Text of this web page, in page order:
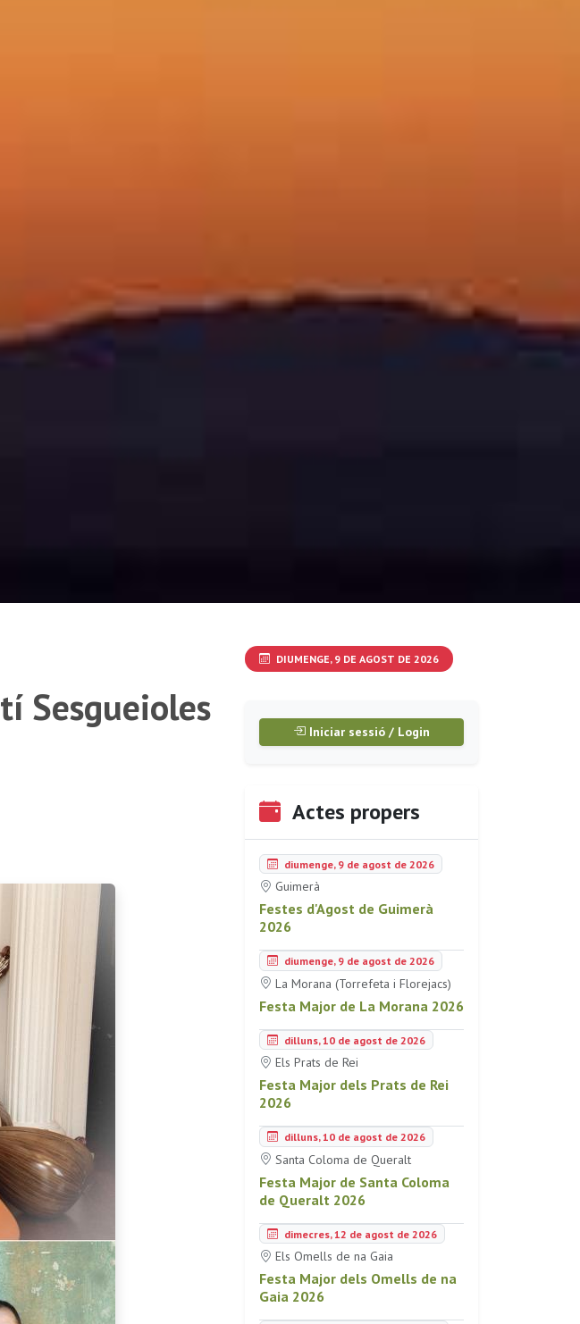
Sesgueioles
DIUMENGE, 9 DE AGOST DE 2026
Iniciar sessió / Login
Actes propers
diumenge, 9 de agost de 2026
Guimerà
Festes d'Agost de Guimerà
2026
diumenge, 9 de agost de 2026
La Morana (Torrefeta i Florejacs)
Festa Major de La Morana 2026
dilluns, 10 de agost de 2026
Els Prats de Rei
Festa Major dels Prats de Rei
2026
dilluns, 10 de agost de 2026
Santa Coloma de Queralt
Festa Major de Santa Coloma
de Queralt 2026
dimecres, 12 de agost de 2026
Els Omells de na Gaia
Festa Major dels Omells de na
Gaia 2026